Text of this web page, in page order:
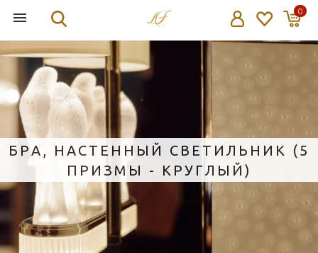
0
БРА, НАСТЕННЫЙ СВЕТИЛЬНИК (5
ПРИЗМЫ - КРУГЛЫЙ)
"ПОЗОЛОЧЕННЫЙ" 22X12X34СМ